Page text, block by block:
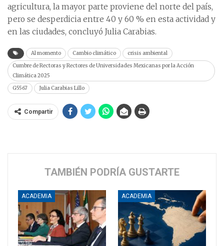
agricultura, la mayor parte proviene del norte del país,
pero se desperdicia entre 40 y 60 % en esta actividad y
en las ciudades, concluyó Julia Carabias.
Al momento Cambio climático
crisis ambiental
Cumbre de Rectoras y Rectores de Universidades Mexicanas por la Acción
Climática 2025
G5567
Julia Carabias Lillo
Compartir
TAMBIÉN PODRÍA GUSTARTE
ACADEMIA ACADEMIA